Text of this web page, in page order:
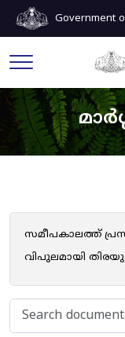
Government
സമീപകാലത്ത്
വിപുലമായി